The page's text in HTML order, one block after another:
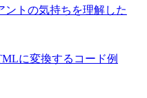
ントの気持ちを理解した
に変換するコード例